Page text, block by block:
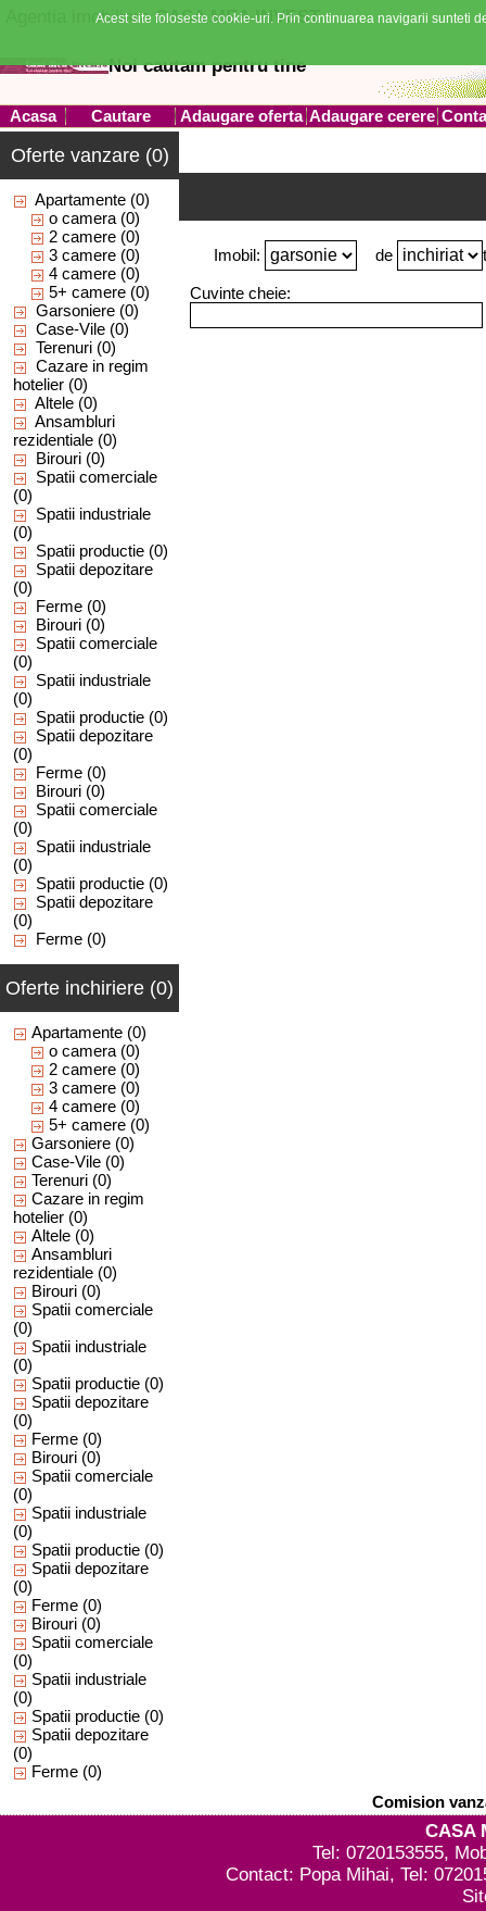
Agentia imobiliara CASA MEA INVEST
Noi cautam pentru tine
Acasa Cautare Adaugare oferta Adaugare cerere
Oferte vanzare (0)
Apartamente (0)
o camera (0)
2 camere (0)
3 camere (0)
4 camere (0)
5+ camere (0)
Garsoniere (0)
Case-Vile (0)
Terenuri (0)
Cazare in regim
hotelier (0)
Altele (0)
Ansambluri
rezidentiale (0)
Birouri (0)
Spatii comerciale
(0)
Spatii industriale
(0)
Spatii productie (0)
Spatii depozitare
(0)
Ferme (0)
Birouri (0)
Spatii comerciale
(0)
Spatii industriale
(0)
Spatii productie (0)
Spatii depozitare
(0)
Ferme (0)
Birouri (0)
Spatii comerciale
(0)
Spatii industriale
(0)
Spatii productie (0)
Spatii depozitare
(0)
Ferme (0)
Oferte inchiriere (0)
Apartamente (0)
o camera (0)
2 camere (0)
3 camere (0)
4 camere (0)
5+ camere (0)
Garsoniere (0)
Case-Vile (0)
Terenuri (0)
Cazare in regim
hotelier (0)
Altele (0)
Ansambluri
rezidentiale (0)
Birouri (0)
Spatii comerciale
(0)
Spatii industriale
(0)
Spatii productie (0)
Spatii depozitare
(0)
Ferme (0)
Birouri (0)
Spatii comerciale
(0)
Spatii industriale
(0)
Spatii productie (0)
Spatii depozitare
(0)
Ferme (0)
Birouri (0)
Spatii comerciale
(0)
Spatii industriale
(0)
Spatii productie (0)
Spatii depozitare
(0)
Ferme (0)
Imobil: de
Cuvinte cheie:
Comision
CASA
Tel: 0720153555,
Contact: Popa Mihai, Tel:
Acest site foloseste cookie-uri. Prin continuarea navigarii sunteti